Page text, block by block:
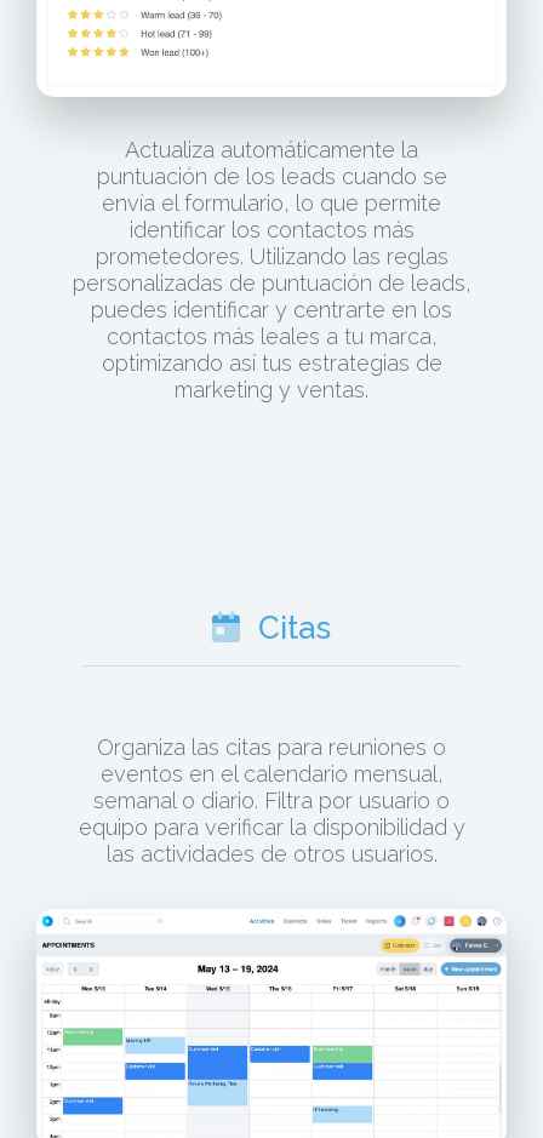
Actualiza automáticamente la
puntuación de los leads cuando se
envía el formulario, lo que permite
identificar los contactos más
prometedores. Utilizando las reglas
personalizadas de puntuación de leads,
puedes identificar y centrarte en los
contactos más leales a tu marca,
optimizando así tus estrategias de
marketing y ventas.
Citas
Organiza las citas para reuniones o
eventos en el calendario mensual,
semanal o diario. Filtra por usuario o
equipo para verificar la disponibilidad y
las actividades de otros usuarios.